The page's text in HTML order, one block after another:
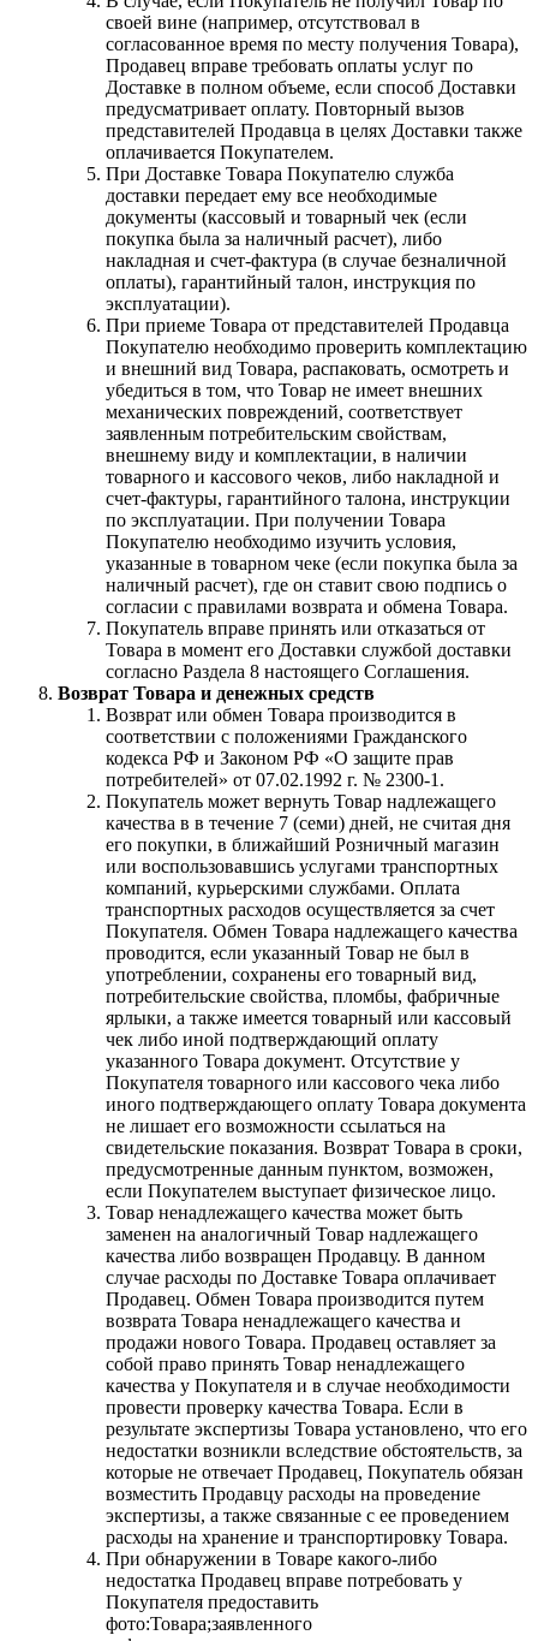
своей вине (например, отсутствовал в
согласованное время по месту получения Товара),
Продавец вправе требовать оплаты услуг по
Доставке в полном объеме, если способ Доставки
предусматривает оплату. Повторный вызов
представителей Продавца в целях Доставки также
оплачивается Покупателем.
При Доставке Товара Покупателю служба
доставки передает ему все необходимые
документы (кассовый и товарный чек (если
покупка была за наличный расчет), либо
накладная и счет-фактура (в случае безналичной
оплаты), гарантийный талон, инструкция по
эксплуатации).
При приеме Товара от представителей Продавца
Покупателю необходимо проверить комплектацию
и внешний вид Товара, распаковать, осмотреть и
убедиться в том, что Товар не имеет внешних
механических повреждений, соответствует
заявленным потребительским свойствам,
внешнему виду и комплектации, в наличии
товарного и кассового чеков, либо накладной и
счет-фактуры, гарантийного талона, инструкции
по эксплуатации. При получении Товара
Покупателю необходимо изучить условия,
указанные в товарном чеке (если покупка была за
наличный расчет), где он ставит свою подпись о
согласии с правилами возврата и обмена Товара.
Покупатель вправе принять или отказаться от
Товара в момент его Доставки службой доставки
согласно Раздела 8 настоящего Соглашения.
Возврат Товара и денежных средств
Возврат или обмен Товара производится в
соответствии с положениями Гражданского
кодекса РФ и Законом РФ «О защите прав
потребителей» от 07.02.1992 г. № 2300-1.
Покупатель может вернуть Товар надлежащего
качества в в течение 7 (семи) дней, не считая дня
его покупки, в ближайший Розничный магазин
или воспользовавшись услугами транспортных
компаний, курьерскими службами. Оплата
транспортных расходов осуществляется за счет
Покупателя. Обмен Товара надлежащего качества
проводится, если указанный Товар не был в
употреблении, сохранены его товарный вид,
потребительские свойства, пломбы, фабричные
ярлыки, а также имеется товарный или кассовый
чек либо иной подтверждающий оплату
указанного Товара документ. Отсутствие у
Покупателя товарного или кассового чека либо
иного подтверждающего оплату Товара документа
не лишает его возможности ссылаться на
свидетельские показания. Возврат Товара в сроки,
предусмотренные данным пунктом, возможен,
если Покупателем выступает физическое лицо.
Товар ненадлежащего качества может быть
заменен на аналогичный Товар надлежащего
качества либо возвращен Продавцу. В данном
случае расходы по Доставке Товара оплачивает
Продавец. Обмен Товара производится путем
возврата Товара ненадлежащего качества и
продажи нового Товара. Продавец оставляет за
собой право принять Товар ненадлежащего
качества у Покупателя и в случае необходимости
провести проверку качества Товара. Если в
результате экспертизы Товара установлено, что его
недостатки возникли вследствие обстоятельств, за
которые не отвечает Продавец, Покупатель обязан
возместить Продавцу расходы на проведение
экспертизы, а также связанные с ее проведением
расходы на хранение и транспортировку Товара.
При обнаружении в Товаре какого-либо
недостатка Продавец вправе потребовать у
Покупателя предоставить
фото:Товара;заявленного